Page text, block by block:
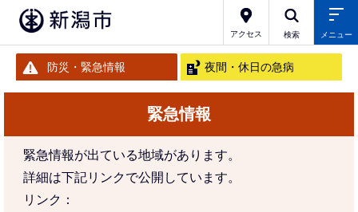
アクセス 検索 メニュー
防災・緊急情報 夜間・休日の急病
緊急情報
緊急情報が出ている地域があります。
詳細は下記リンクで公開しています。
リンク：